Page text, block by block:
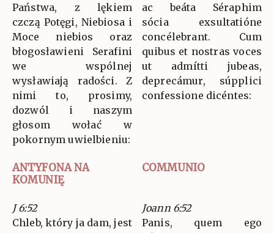
Państwa, z lękiem
czczą Potęgi, Niebiosa i
Moce niebios oraz
błogosławieni Serafini
we wspólnej
wysławiają radości. Z
nimi to, prosimy,
dozwól i naszym
głosom wołać w
pokornym uwielbieniu:
ac beáta Séraphim
sócia exsultatióne
concélebrant. Cum
quibus et nostras voces
ut admítti jubeas,
deprecámur, súpplici
confessione dicéntes:
ANTYFONA NA
KOMUNIĘ
COMMUNIO
J 6:52
Chleb, który ja dam, jest
Joann 6:52
Panis, quem ego